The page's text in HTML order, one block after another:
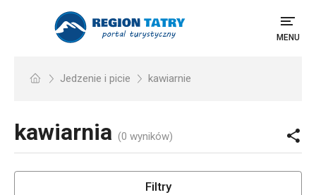
MENU
Jedzenie i picie kawiarnie
kawiarnia (0 wyników)
Filtry